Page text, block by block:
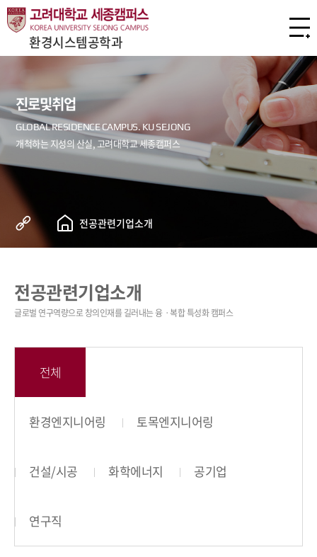
환경시스템공학과
진로및취업
전공관련기업소개
전공관련기업소개
전체
환경엔지니어링 토목엔지니어링
건설/시공 화학에너지 공기업
연구직